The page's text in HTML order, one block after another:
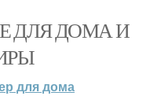
ДЛЯ ДОМА И
для дома